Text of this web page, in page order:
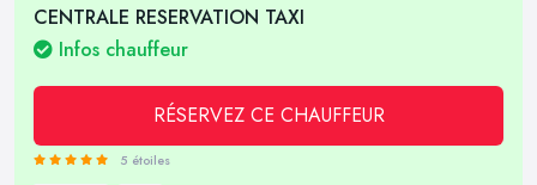
CENTRALE RESERVATION TAXI
Infos chauffeur
RÉSERVEZ CE CHAUFFEUR
5 étoiles